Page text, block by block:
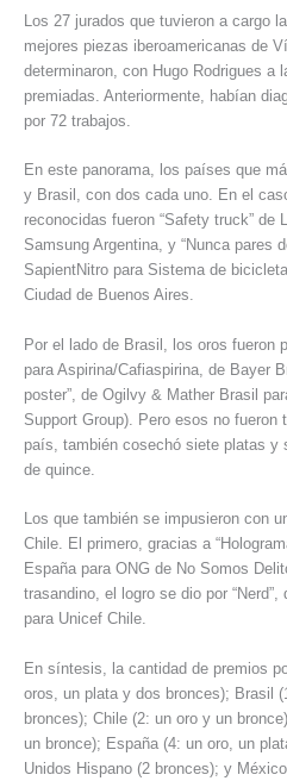
Los 27 jurados que tuvieron a cargo
mejores piezas iberoamericanas de
determinaron, con Hugo Rodrigues a
premiadas. Anteriormente, habían
por 72 trabajos.
En este panorama, los países que
y Brasil, con dos cada uno. En el
reconocidas fueron “Safety truck” de
Samsung Argentina, y “Nunca pares
SapientNitro para Sistema de
Ciudad de Buenos Aires.
Por el lado de Brasil, los oros fueron
para Aspirina/Cafiaspirina, de Bayer
poster”, de Ogilvy & Mather Brasil
Support Group). Pero esos no fueron
país, también cosechó siete platas y
de quince.
Los que también se impusieron con
Chile. El primero, gracias a
España para ONG de No Somos
trasandino, el logro se dio por
para Unicef Chile.
En síntesis, la cantidad de premios
oros, un plata y dos bronces); Brasil
bronces); Chile (2: un oro y un
un bronce); España (4: un oro, un
Unidos Hispano (2 bronces); y